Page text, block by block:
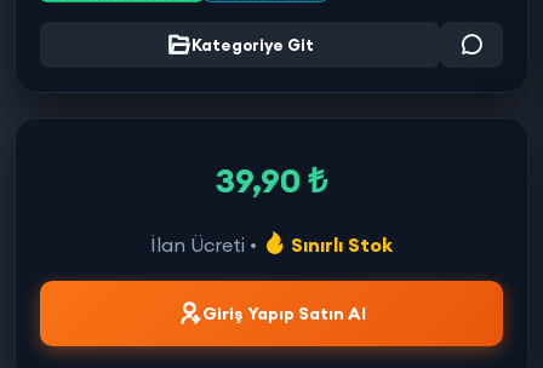
Kategoriye Git
39,90 ₺
İlan Ücreti • Sınırlı Stok
Giriş Yapıp Satın Al